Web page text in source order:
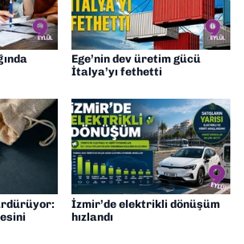
Ege’nin dev üretim gücü
İtalya’yı fethetti
İzmir’de elektrikli dönüşüm
hızlandı